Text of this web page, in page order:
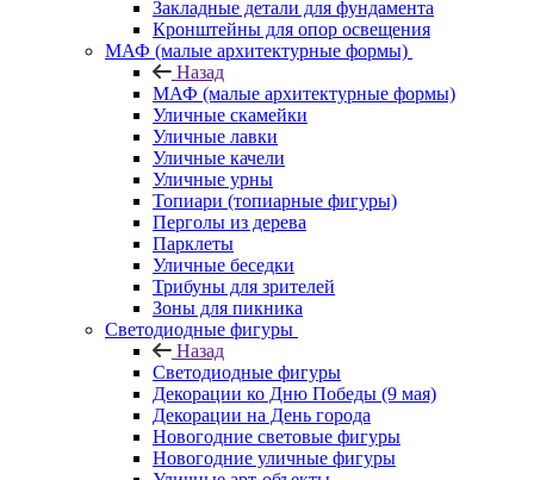
Закладные детали для фундамента
Кронштейны для опор освещения
МАФ (малые архитектурные формы)
Назад
МАФ (малые архитектурные формы)
Уличные скамейки
Уличные лавки
Уличные качели
Уличные урны
Топиари (топиарные фигуры)
Перголы из дерева
Парклеты
Уличные беседки
Трибуны для зрителей
Зоны для пикника
Светодиодные фигуры
Назад
Светодиодные фигуры
Декорации ко Дню Победы (9 мая)
Декорации на День города
Новогодние световые фигуры
Новогодние уличные фигуры